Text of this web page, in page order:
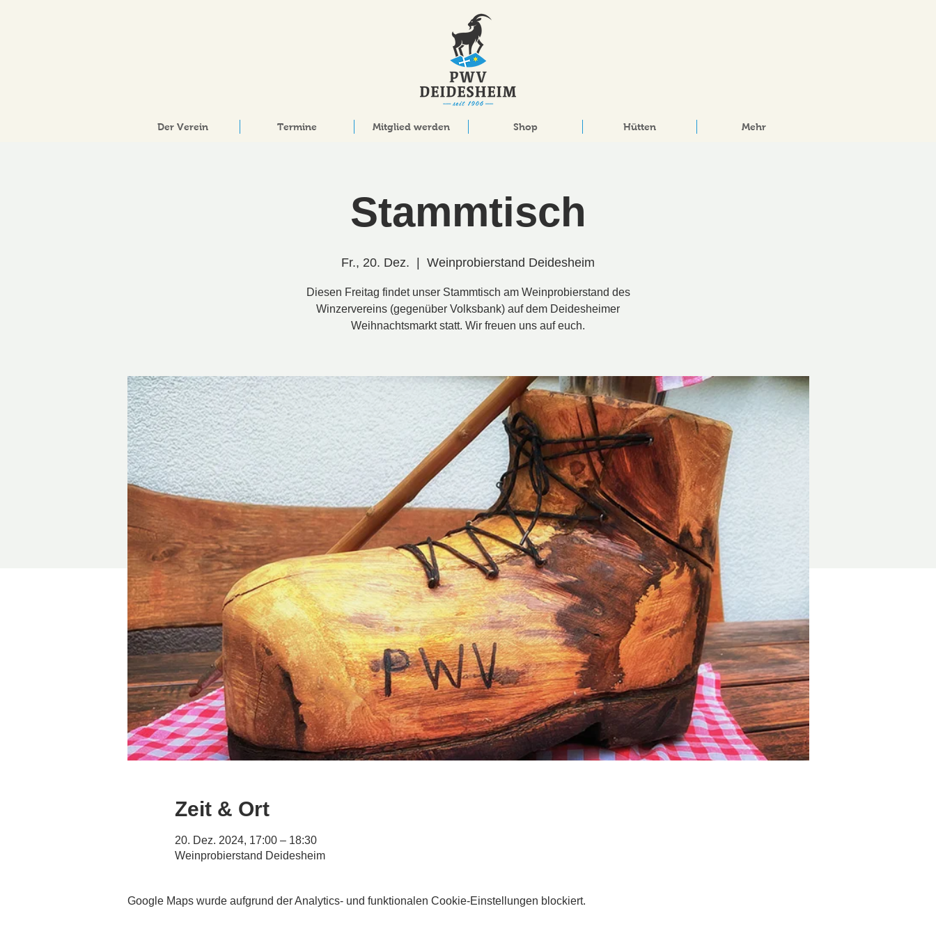
Der Verein Termine Mitglied werden Shop Hütten Mehr
Stammtisch
Fr., 20. Dez. Weinprobierstand Deidesheim
Diesen Freitag findet unser Stammtisch am Weinprobierstand des
Winzervereins (gegenüber Volksbank) auf dem Deidesheimer
Weihnachtsmarkt statt. Wir freuen uns auf euch.
Zeit & Ort
20. Dez. 2024, 17:00 – 18:30
Weinprobierstand Deidesheim
Google Maps wurde aufgrund der Analytics- und funktionalen Cookie-Einstellungen blockiert.